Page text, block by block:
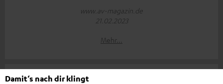
www.av-magazin.de
21.02.2023
Mehr...
Damit‘s nach dir klingt